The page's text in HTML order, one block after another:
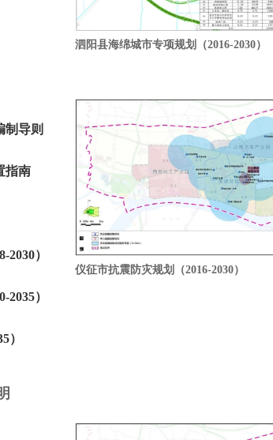
泗阳县海绵城市专项规划（2016-2030）
制导则
指南
）
）
）
仪征市抗震防灾规划（2016-2030）